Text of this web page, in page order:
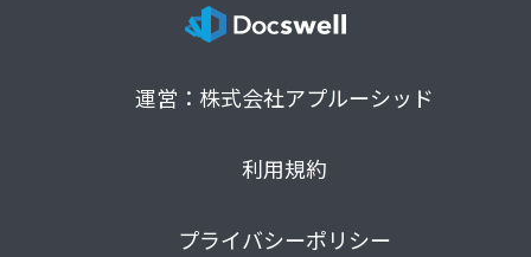
運営：株式会社アプルーシッド
利用規約
プライバシーポリシー